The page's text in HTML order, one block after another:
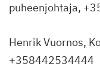
puheenjohtaja,
Henrik Vuornos,
+358442534444